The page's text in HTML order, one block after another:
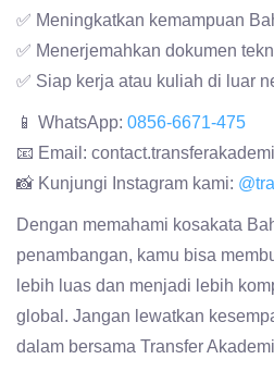
✅ Meningkatkan kemampuan
✅ Menerjemahkan dokumen
✅ Siap kerja atau kuliah di luar
📱 WhatsApp: 0856-6671-475
📧 Email:
📸 Kunjungi Instagram kami:
Dengan memahami kosakata
penambangan, kamu bisa
lebih luas dan menjadi lebih
global. Jangan lewatkan
dalam bersama Transfer